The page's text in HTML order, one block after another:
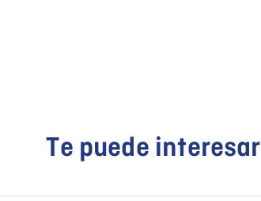
Te puede interesar